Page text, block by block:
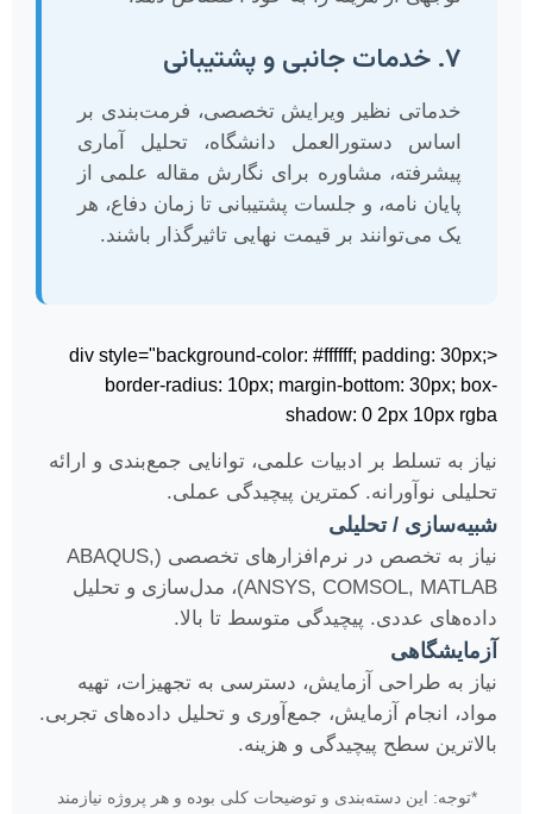
۷. خدمات جانبی و پشتیبانی
خدماتی نظیر ویرایش تخصصی، فرمت‌بندی بر
اساس دستورالعمل دانشگاه، تحلیل آماری
پیشرفته، مشاوره برای نگارش مقاله علمی از
پایان نامه، و جلسات پشتیبانی تا زمان دفاع، هر
یک می‌توانند بر قیمت نهایی تاثیرگذار باشند.
<div style="background-color: #ffffff; padding: 30px;
border-radius: 10px; margin-bottom: 30px; box-
shadow: 0 2px 10px rgba
نیاز به تسلط بر ادبیات علمی، توانایی جمع‌بندی و ارائه
تحلیلی نوآورانه. کمترین پیچیدگی عملی.
شبیه‌سازی / تحلیلی
نیاز به تخصص در نرم‌افزارهای تخصصی (ABAQUS,
ANSYS, COMSOL, MATLAB)، مدل‌سازی و تحلیل
داده‌های عددی. پیچیدگی متوسط تا بالا.
آزمایشگاهی
نیاز به طراحی آزمایش، دسترسی به تجهیزات، تهیه
مواد، انجام آزمایش، جمع‌آوری و تحلیل داده‌های تجربی.
بالاترین سطح پیچیدگی و هزینه.
*توجه: این دسته‌بندی و توضیحات کلی بوده و هر پروژه نیازمند